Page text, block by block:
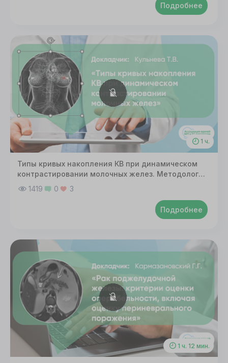
Подробнее
1 ч.
Типы кривых накопления КВ при динамическом
контрастировании молочных желез. Методология
построения кривых накопления в Инобитеке
1419 0 3
Подробнее
1 ч. 12 мин.